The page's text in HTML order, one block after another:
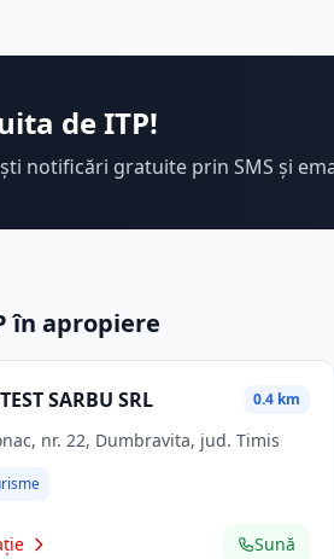
de ITP!
notificări gratuite prin SMS și
în apropiere
SARBU SRL 0.4 km
nr. 22, Dumbravita, jud. Timis
Sună